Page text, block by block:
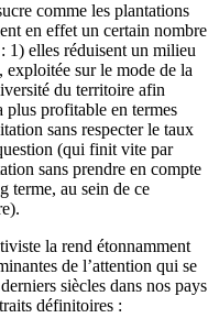
comme les plantations
en effet un certain nombre
: 1) elles réduisent un milieu
exploitée sur le mode de la
du territoire afin
plus profitable en termes
sans respecter le taux
(qui finit vite par
sans prendre en compte
terme, au sein de ce
la rend étonnamment
de l’attention qui se
siècles dans nos pays
définitoires :